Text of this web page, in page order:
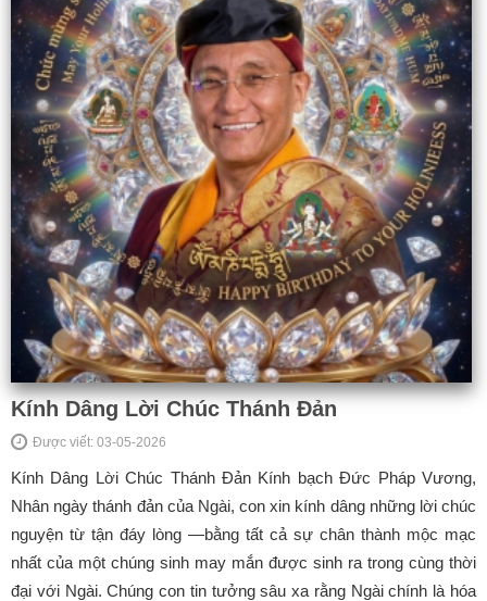
Kính Dâng Lời Chúc Thánh Đản
Được viết: 03-05-2026
Kính Dâng Lời Chúc Thánh Đản Kính bạch Đức Pháp Vương,
Nhân ngày thánh đản của Ngài, con xin kính dâng những lời chúc
nguyện từ tận đáy lòng —bằng tất cả sự chân thành mộc mạc
nhất của một chúng sinh may mắn được sinh ra trong cùng thời
đại với Ngài. Chúng con tin tưởng sâu xa rằng Ngài chính là hóa